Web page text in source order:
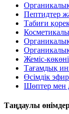
Органикалық
Пептидтер
Табиғи
Жеміс-
Тағамдық
Өсімдік
Шөптер мен
Таңдаулы